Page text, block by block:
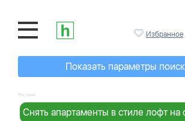
Избранное
Показать параметры
Реклама:
Снять апартаменты в стиле лофт на